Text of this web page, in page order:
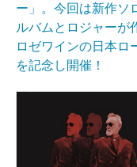
ー」。今回は新作ソ
ルバムとロジャーが
ロゼワインの日本ロ
を記念し開催！